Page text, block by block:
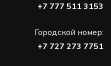
+7 777 511 3153
Городской номер:
+7 727 273 7751